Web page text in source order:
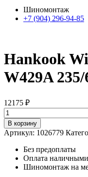
Шиномонтаж
+7 (904) 296-94-85
Hankook
W429A
12175 ₽
Количество
товара
Hankook
Winter
i*Pike
W429A
В корзину
Артикул: 1026779
Без предоплаты
Оплата
Шиномонтаж на